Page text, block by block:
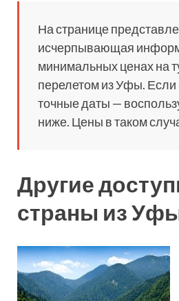
На странице
исчерпывающая
минимальных ценах на
перелетом из Уфы.
точные даты —
ниже. Цены в таком
Другие
страны из